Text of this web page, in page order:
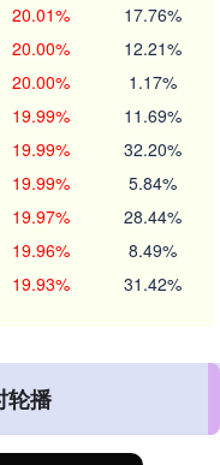
20.01% 17.76%
20.00% 12.21%
20.00% 1.17%
19.99% 11.69%
19.99% 32.20%
19.99% 5.84%
19.97% 28.44%
19.96% 8.49%
19.93% 31.42%
轮播